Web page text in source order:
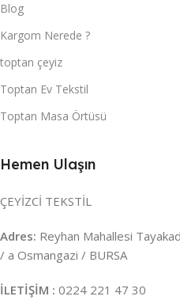
Blog
Kargom Nerede ?
toptan çeyiz
Toptan Ev Tekstil
Toptan Masa Örtüsü
Hemen Ulaşın
ÇEYİZCİ TEKSTİL
Adres: Reyhan Mahallesi
/ a Osmangazi / BURSA
İLETİŞİM : 0224 221 47 30